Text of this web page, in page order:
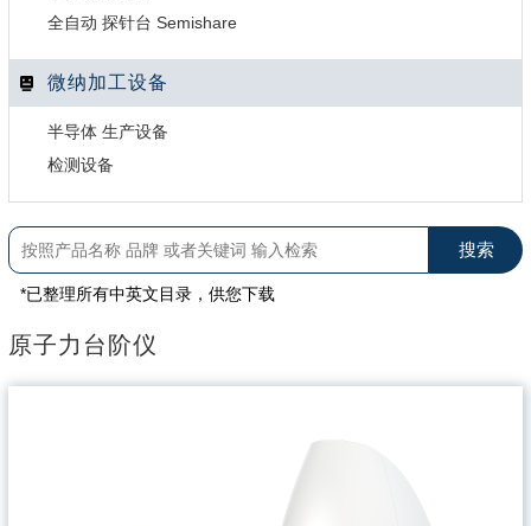
全自动 探针台 Semishare
微纳加工设备
半导体 生产设备
检测设备
*已整理所有中英文目录，供您下载
原子力台阶仪